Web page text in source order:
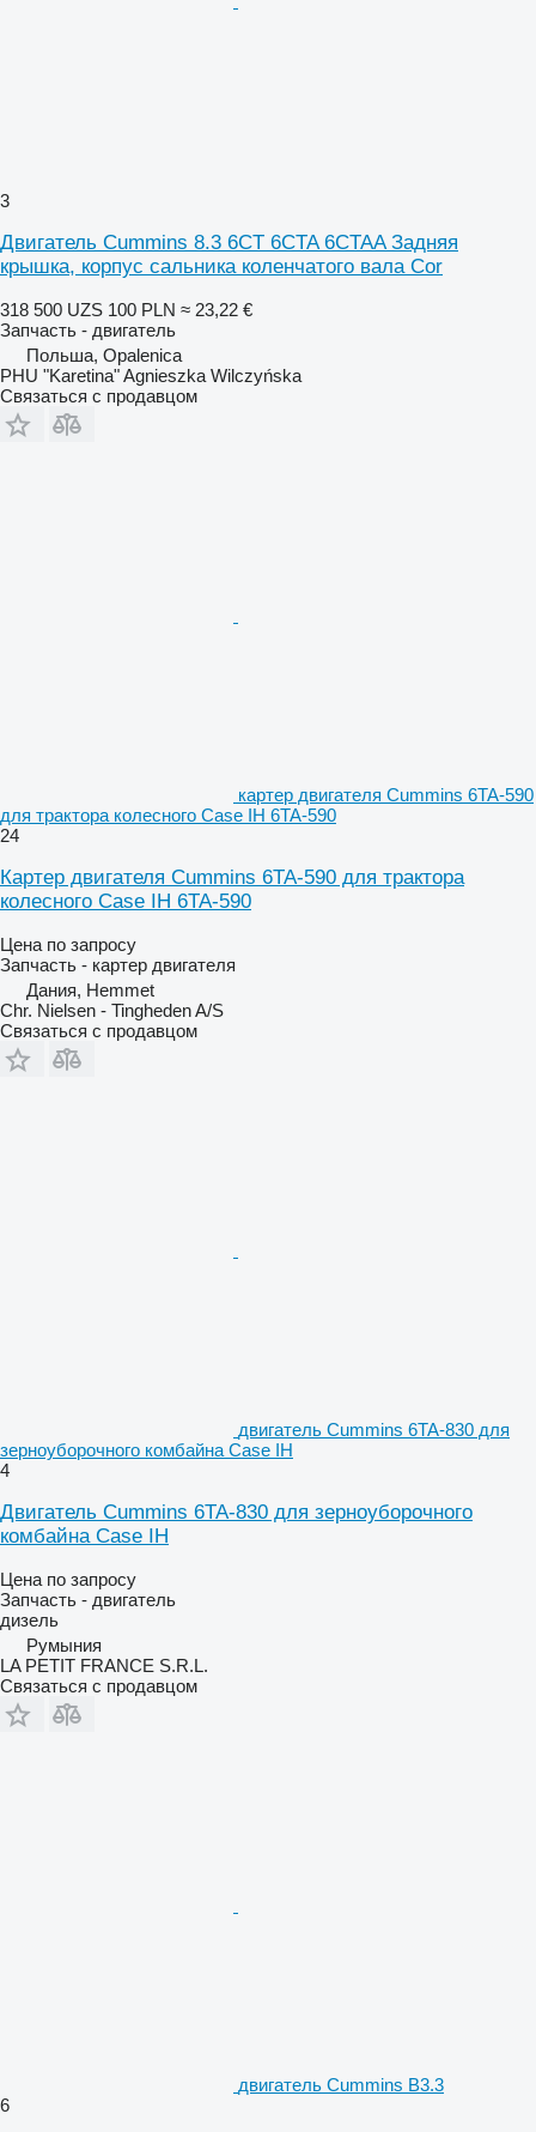
3
Двигатель Cummins 8.3 6CT 6CTA 6CTAA Задняя
крышка, корпус сальника коленчатого вала Cor
318 500 UZS 100 PLN ≈ 23,22 €
Запчасть - двигатель
Польша, Opalenica
PHU "Karetina" Agnieszka Wilczyńska
Связаться с продавцом
картер двигателя Cummins 6TA-590
для трактора колесного Case IH 6TA-590
24
Картер двигателя Cummins 6TA-590 для трактора
колесного Case IH 6TA-590
Цена по запросу
Запчасть - картер двигателя
Дания, Hemmet
Chr. Nielsen - Tingheden A/S
Связаться с продавцом
двигатель Cummins 6TA-830 для
зерноуборочного комбайна Case IH
4
Двигатель Cummins 6TA-830 для зерноуборочного
комбайна Case IH
Цена по запросу
Запчасть - двигатель
дизель
Румыния
LA PETIT FRANCE S.R.L.
Связаться с продавцом
двигатель Cummins B3.3
6